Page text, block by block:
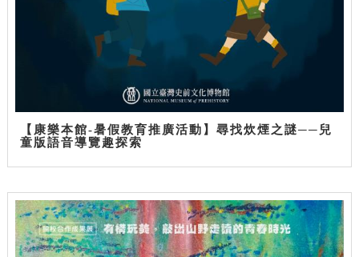
【康樂本館-暑假教育推廣活動】尋找炊煙之謎──兒
童版語音導覽趣探索